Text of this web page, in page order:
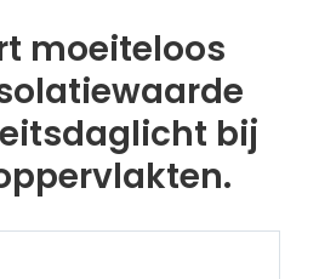
moeiteloos
bij